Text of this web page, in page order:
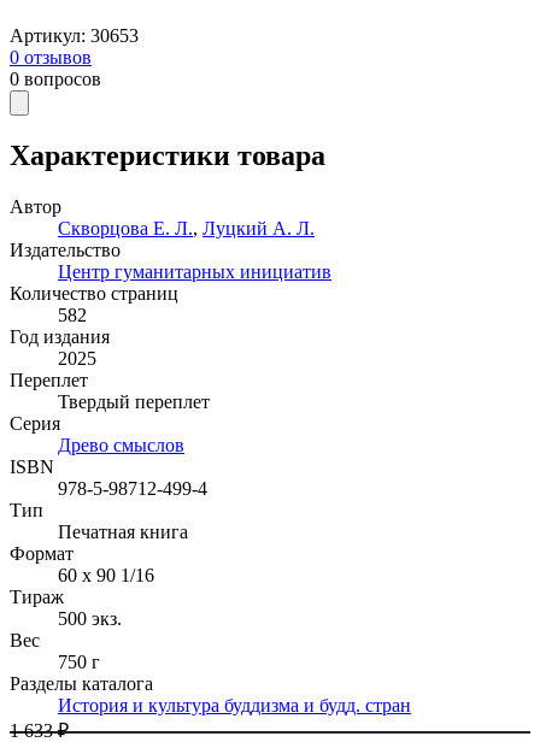
Артикул: 30653
0 отзывов
0 вопросов
Характеристики товара
Автор
Скворцова Е. Л., Луцкий А. Л.
Издательство
Центр гуманитарных инициатив
Количество страниц
582
Год издания
2025
Переплет
Твердый переплет
Серия
Древо смыслов
ISBN
978-5-98712-499-4
Тип
Печатная книга
Формат
60 x 90 1/16
Тираж
500 экз.
Вес
750 г
Разделы каталога
История и культура буддизма и будд. стран
1 633 ₽